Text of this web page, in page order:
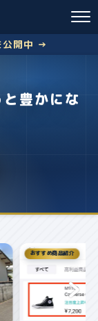
公開中 →
豊かにな
株主優待
失敗しないクロス取引
お得に株主優...